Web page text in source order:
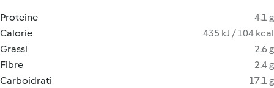
Proteine
4.1 g
Calorie
435 kJ / 104 kcal
Grassi
2.6 g
Fibre
2.4 g
Carboidrati
17.1 g